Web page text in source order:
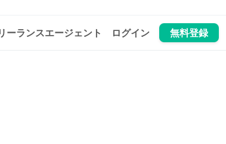
ーランスエージェント ログイン 無料登録